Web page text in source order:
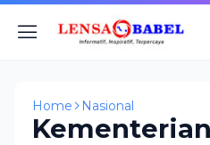
Home Nasional